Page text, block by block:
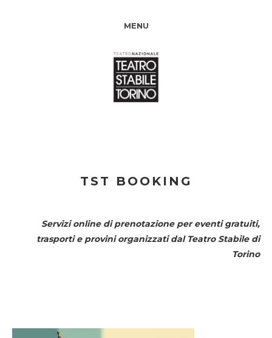
MENU
TST BOOKING
Servizi online di prenotazione per eventi gratuiti,
trasporti e provini organizzati dal Teatro Stabile di
Torino